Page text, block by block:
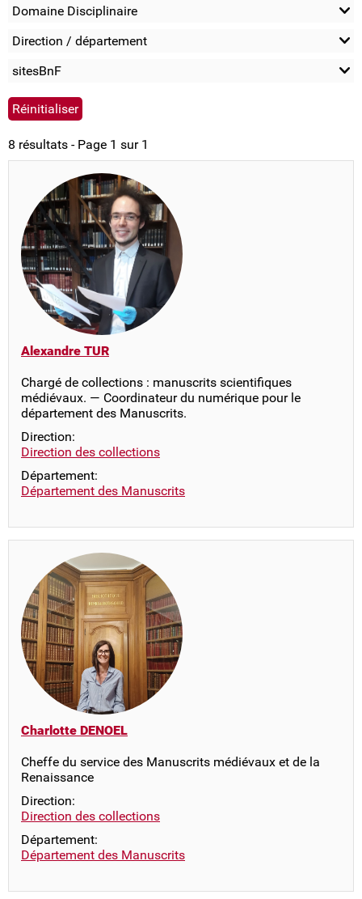
Domaine Disciplinaire
Direction / département
sitesBnF
8 résultats - Page 1 sur 1
Alexandre TUR
Chargé de collections : manuscrits scientifiques
médiévaux. — Coordinateur du numérique pour le
département des Manuscrits.
Direction:
Direction des collections
Département:
Département des Manuscrits
Charlotte DENOEL
Cheffe du service des Manuscrits médiévaux et de la
Renaissance
Direction:
Direction des collections
Département:
Département des Manuscrits